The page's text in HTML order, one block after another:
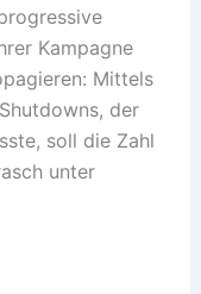
Kampagne
Mittels
der
soll die Zahl
unter